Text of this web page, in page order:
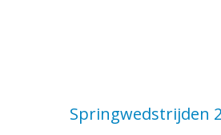
Springwedstrijden